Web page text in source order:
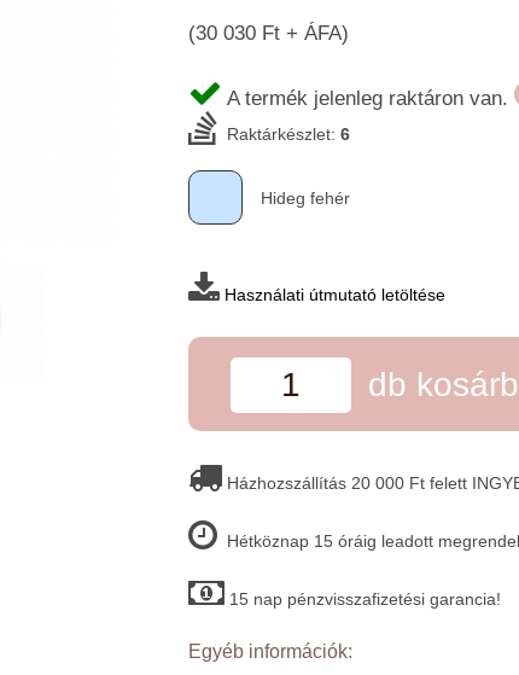
(30 030 Ft + ÁFA)
A termék jelenleg raktáron van.
Raktárkészlet: 6
Hideg fehér
Használati útmutató letöltése
db
Házhozszállítás 20 000 Ft felett
Hétköznap 15 óráig leadott
15 nap pénzvisszafizetési garancia!
Egyéb információk: